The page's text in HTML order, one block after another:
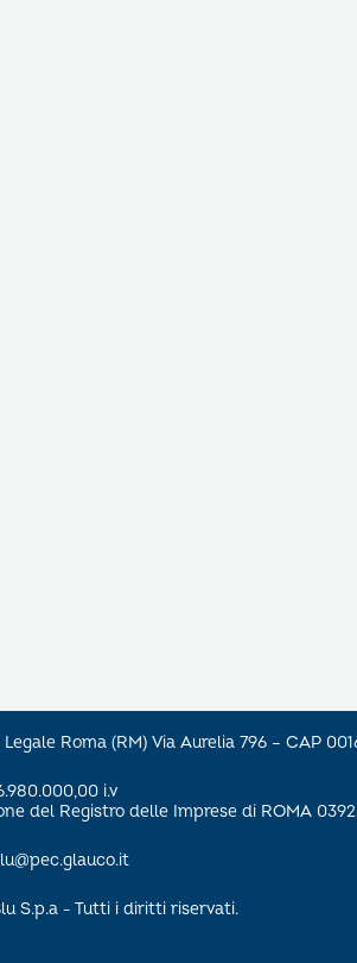
Legale Roma (RM) Via Aurelia 796 – CAP
i.v
del Registro delle Imprese di ROMA
S.p.a - Tutti i diritti riservati.